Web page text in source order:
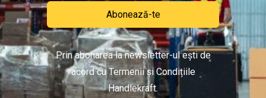
Transpalet manual tip foarfecă
Transpaleți manuali cu catarg
Accesorii echipamente de ridicare
Lize și cărucioare transport
Scări mobile cu platformă
Abonează-te
Prin abonarea la newsletter-ul ești de
acord cu Termenii și Condițiile
Handlekraft.